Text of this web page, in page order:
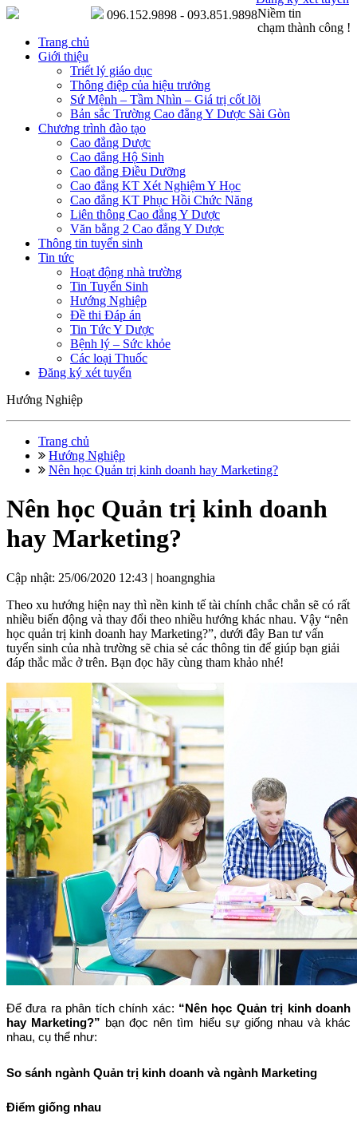
Niềm tin
chạm thành công !
096.152.9898 - 093.851.9898
Trang chủ
Giới thiệu
Triết lý giáo dục
Thông điệp của hiệu trưởng
Sứ Mệnh – Tầm Nhìn – Giá trị cốt lõi
Bản sắc Trường Cao đẳng Y Dược Sài Gòn
Chương trình đào tạo
Cao đẳng Dược
Cao đẳng Hộ Sinh
Cao đẳng Điều Dưỡng
Cao đẳng KT Xét Nghiệm Y Học
Cao đẳng KT Phục Hồi Chức Năng
Liên thông Cao đẳng Y Dược
Văn bằng 2 Cao đẳng Y Dược
Thông tin tuyển sinh
Tin tức
Hoạt động nhà trường
Tin Tuyển Sinh
Hướng Nghiệp
Đề thi Đáp án
Tin Tức Y Dược
Bệnh lý – Sức khỏe
Các loại Thuốc
Đăng ký xét tuyển
Hướng Nghiệp
Trang chủ
Hướng Nghiệp
Nên học Quản trị kinh doanh hay Marketing?
Nên học Quản trị kinh doanh
hay Marketing?
Cập nhật: 25/06/2020 12:43 | hoangnghia
Theo xu hướng hiện nay thì nền kinh tế tài chính chắc chắn sẽ có rất
nhiều biến động và thay đổi theo nhiều hướng khác nhau. Vậy “nên
học quản trị kinh doanh hay Marketing?”, dưới đây Ban tư vấn
tuyển sinh của nhà trường sẽ chia sẻ các thông tin để giúp bạn giải
đáp thắc mắc ở trên. Bạn đọc hãy cùng tham khảo nhé!
Để đưa ra phân tích chính xác: “Nên học Quản trị kinh doanh
hay Marketing?” bạn đọc nên tìm hiểu sự giống nhau và khác
nhau, cụ thể như:
So sánh ngành Quản trị kinh doanh và ngành Marketing
Điểm giống nhau